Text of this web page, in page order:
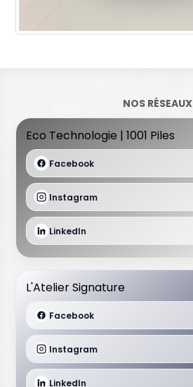
NOS RÉSEAUX
Eco Technologie | 1001 Piles
Facebook
Instagram
LinkedIn
L'Atelier Signature
Facebook
Instagram
LinkedIn